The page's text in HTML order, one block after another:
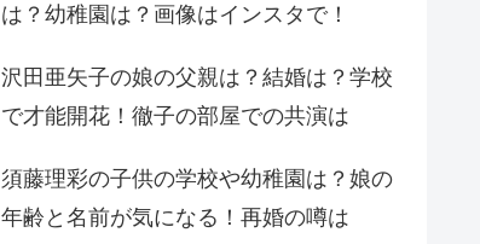
は？幼稚園は？画像はインスタで！
沢田亜矢子の娘の父親は？結婚は？学校
で才能開花！徹子の部屋での共演は
須藤理彩の子供の学校や幼稚園は？娘の
年齢と名前が気になる！再婚の噂は